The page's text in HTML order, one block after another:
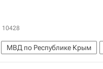
10428
МВД по Республике Крым